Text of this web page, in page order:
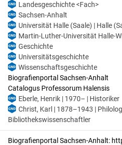
Landesgeschichte <Fach>
Sachsen-Anhalt
Universität Halle (Saale) | Halle
Martin-Luther-Universität Halle-
Geschichte
Universitätsgeschichte
Wissenschaftsgeschichte
Biografienportal Sachsen-Anhalt
Catalogus Professorum Halensis
Eberle, Henrik | 1970– | Historiker
Christ, Karl | 1878–1943 |
Bibliothekswissenschaftler
Biografienportal Sachsen-Anhalt: